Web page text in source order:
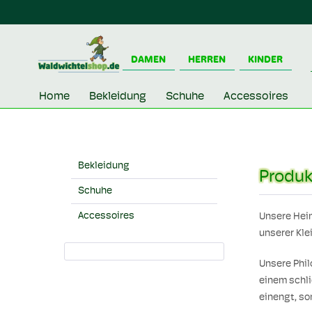
DAMEN HERREN KINDER
Home Bekleidung Schuhe Accessoires
Bekleidung
Schuhe
Accessoires
Unsere
unserer
Unsere
einem
einengt,